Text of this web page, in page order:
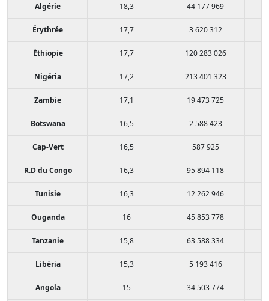
Algérie 18,3 44 177 969
Érythrée 17,7 3 620 312
Éthiopie 17,7 120 283 026
Nigéria 17,2 213 401 323
Zambie 17,1 19 473 725
Botswana 16,5 2 588 423
Cap-Vert 16,5 587 925
R.D du Congo 16,3 95 894 118
Tunisie 16,3 12 262 946
Ouganda 16 45 853 778
Tanzanie 15,8 63 588 334
Libéria 15,3 5 193 416
Angola 15 34 503 774